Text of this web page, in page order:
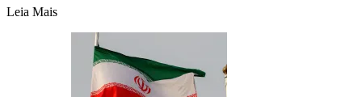
Leia Mais